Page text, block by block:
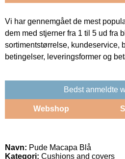
Vi har gennemgået de mest
dem med stjerner fra 1 til 5 ud fra
sortimentstørrelse, kundeservice,
betingelser, leveringsformer og
Bedst anmeldte
Webshop
Navn: Pude Macapa Blå
Kategori: Cushions and covers